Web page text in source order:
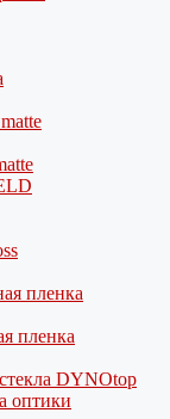
пленка
пленка
DYNOtop
оптики